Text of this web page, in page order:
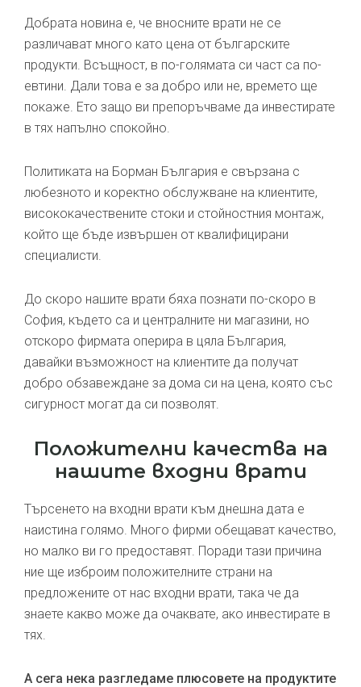
Добрата новина е, че вносните врати не се
различават много като цена от българските
продукти. Всъщност, в по-голямата си част са по-
евтини. Дали това е за добро или не, времето ще
покаже. Ето защо ви препоръчваме да инвестирате
в тях напълно спокойно.
Политиката на Борман България е свързана с
любезното и коректно обслужване на клиентите,
висококачествените стоки и стойностния монтаж,
който ще бъде извършен от квалифицирани
специалисти.
До скоро нашите врати бяха познати по-скоро в
София, където са и централните ни магазини, но
отскоро фирмата оперира в цяла България,
давайки възможност на клиентите да получат
добро обзавеждане за дома си на цена, която със
сигурност могат да си позволят.
Положителни качества на
нашите входни врати
Търсенето на входни врати към днешна дата е
наистина голямо. Много фирми обещават качество,
но малко ви го предоставят. Поради тази причина
ние ще изброим положителните страни на
предложените от нас входни врати, така че да
знаете какво може да очаквате, ако инвестирате в
тях.
А сега нека разгледаме плюсовете на продуктите